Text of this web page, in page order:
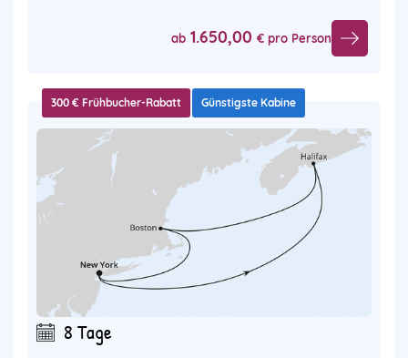
ab 1.650,00 € pro Person
300 € Frühbucher-Rabatt Günstigste Kabine
8 Tage